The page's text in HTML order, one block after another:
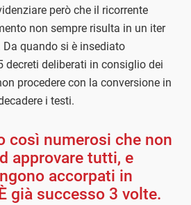
però che il ricorrente
non sempre risulta in un iter
quando si è insediato
decreti deliberati in consiglio dei
procedere con la conversione in
i testi.
così numerosi che non
approvare tutti, e
accorpati in
già successo 3 volte.